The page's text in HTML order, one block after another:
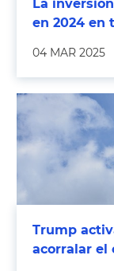
La
en 2024 en
04 MAR 2025
Trump
acorralar el